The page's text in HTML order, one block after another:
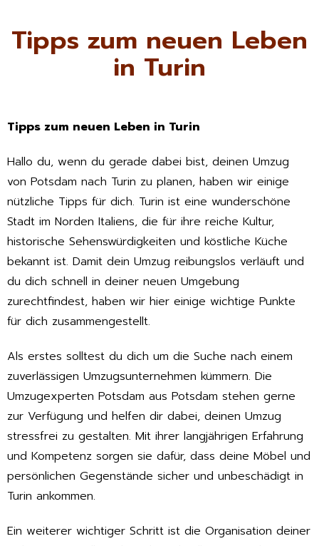
Tipps zum neuen Leben
in Turin
Tipps zum neuen Leben in Turin
Hallo du, wenn du gerade dabei bist, deinen Umzug
von Potsdam nach Turin zu planen, haben wir einige
nützliche Tipps für dich. Turin ist eine wunderschöne
Stadt im Norden Italiens, die für ihre reiche Kultur,
historische Sehenswürdigkeiten und köstliche Küche
bekannt ist. Damit dein Umzug reibungslos verläuft und
du dich schnell in deiner neuen Umgebung
zurechtfindest, haben wir hier einige wichtige Punkte
für dich zusammengestellt.
Als erstes solltest du dich um die Suche nach einem
zuverlässigen Umzugsunternehmen kümmern. Die
Umzugexperten Potsdam aus Potsdam stehen gerne
zur Verfügung und helfen dir dabei, deinen Umzug
stressfrei zu gestalten. Mit ihrer langjährigen Erfahrung
und Kompetenz sorgen sie dafür, dass deine Möbel und
persönlichen Gegenstände sicher und unbeschädigt in
Turin ankommen.
Ein weiterer wichtiger Schritt ist die Organisation deiner